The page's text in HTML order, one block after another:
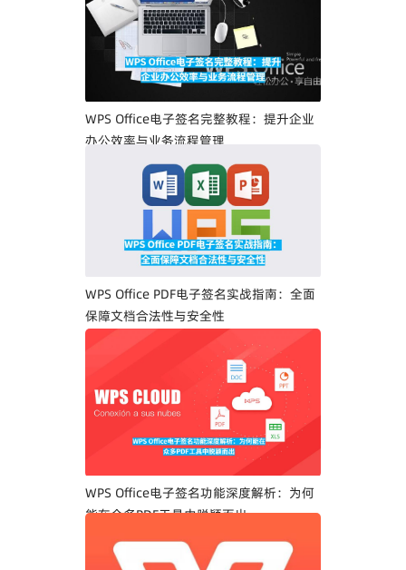
WPS Office电子签名完整教程：提升企业
办公效率与业务流程管理
WPS Office PDF电子签名实战指南：全面
保障文档合法性与安全性
WPS Office电子签名功能深度解析：为何
能在众多PDF工具中脱颖而出